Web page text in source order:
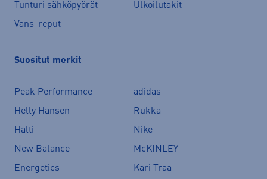
Tunturi sähköpyörät
Ulkoilutakit
Vans-reput
Suositut merkit
Peak Performance
adidas
Helly Hansen
Rukka
Halti
Nike
New Balance
McKINLEY
Energetics
Kari Traa